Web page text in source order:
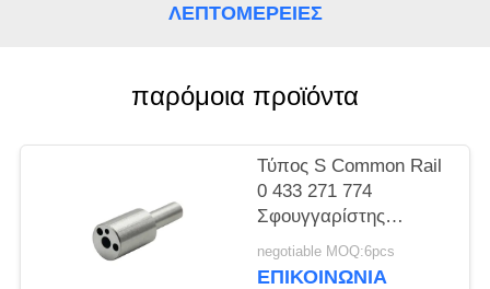
PRIVACY
POLICY
ΛΕΠΤΟΜΈΡΕΙΕΣ
παρόμοια προϊόντα
Τύπος S Common Rail
0 433 271 774
Σφουγγαρίστης
εγχέτριας καυσίμου
ντίζελ DLLA124S1001
negotiable MOQ:6pcs
ΕΠΙΚΟΙΝΩΝΙΑ